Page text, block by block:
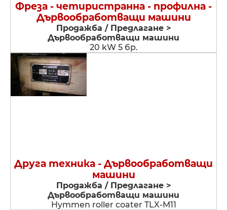
Фреза - четиристранна - профилна -
Дървообработващи машини
Продажба / Предлагане >
Дървообработващи машини
20 kW 5 бр.
Друга техника - Дървообработващи
машини
Продажба / Предлагане >
Дървообработващи машини
Hymmen roller coater TLX-M11